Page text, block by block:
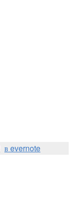
в evernote